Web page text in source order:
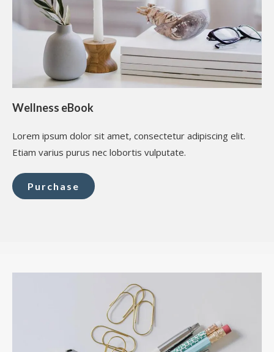
Wellness eBook
Lorem ipsum dolor sit amet, consectetur adipiscing elit.
Etiam varius purus nec lobortis vulputate.
Purchase